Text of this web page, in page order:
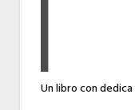
Un libro con